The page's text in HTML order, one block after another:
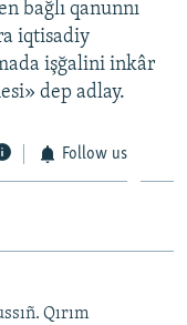
bağlı qanunnı
iqtisadiy
işğalini inkâr
dep adlay.
Follow us
Qırım